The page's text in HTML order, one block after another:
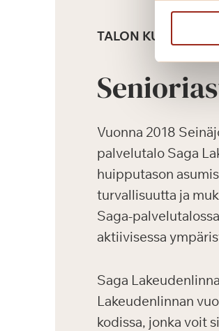
TALON KUVAUS
Vuonna 2018
palvelutalo Saga
huipputason
turvallisuutta ja
Saga-
aktiivisessa
Saga
Lakeudenlinnan
kodissa, jonka voit